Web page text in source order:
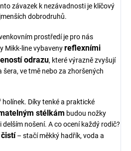
závazek k nezávadnosti je klíčový
dobrodruhů.
prostředí je pro nás
Mikk-line vybavenyreflexními
odrazu, které výrazně zvyšují
ve tmě nebo za zhoršených
Díky tenké a praktické
stélkám budou nožky
nošení. A co ocení každý rodič?
– stačí měkký hadřík, voda a